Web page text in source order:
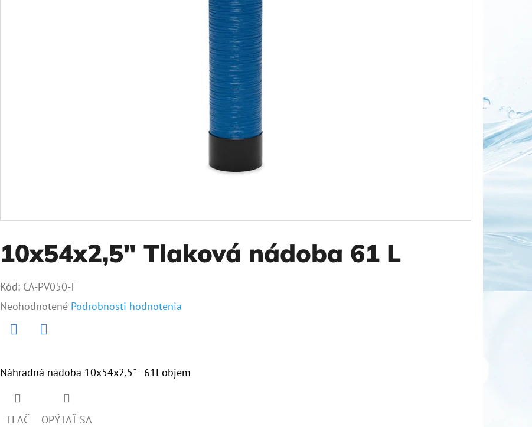
10x54x2,5" Tlaková nádoba 61 L
Kód: CA-PV050-T
Priemerné
hodnotenie
Neohodnotené Podrobnosti hodnotenia
Náhradná nádoba 10x54x2,5" - 61l objem
TLAČ OPÝTAŤ SA
10" FILTER SENIOR DUO 1"
€37,10